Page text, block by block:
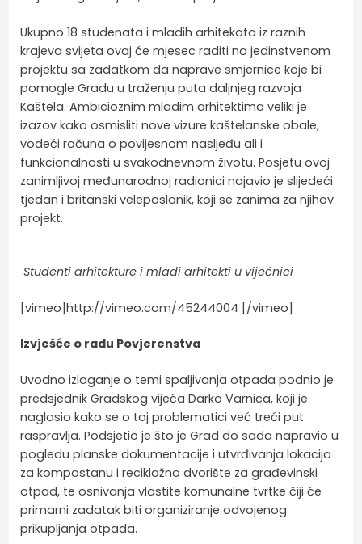
Ukupno 18 studenata i mladih arhitekata iz raznih
krajeva svijeta ovaj će mjesec raditi na jedinstvenom
projektu sa zadatkom da naprave smjernice koje bi
pomogle Gradu u traženju puta daljnjeg razvoja
Kaštela. Ambicioznim mladim arhitektima veliki je
izazov kako osmisliti nove vizure kaštelanske obale,
vodeći računa o povijesnom nasljeđu ali i
funkcionalnosti u svakodnevnom životu. Posjetu ovoj
zanimljivoj međunarodnoj radionici najavio je slijedeći
tjedan i britanski veleposlanik, koji se zanima za njihov
projekt.
Studenti arhitekture i mladi arhitekti u vijećnici
[vimeo]http://vimeo.com/45244004 [/vimeo]
Izvješće o radu Povjerenstva
Uvodno izlaganje o temi spaljivanja otpada podnio je
predsjednik Gradskog vijeća Darko Varnica, koji je
naglasio kako se o toj problematici već treći put
raspravlja. Podsjetio je što je Grad do sada napravio u
pogledu planske dokumentacije i utvrđivanja lokacija
za kompostanu i reciklažno dvorište za građevinski
otpad, te osnivanja vlastite komunalne tvrtke čiji će
primarni zadatak biti organiziranje odvojenog
prikupljanja otpada.